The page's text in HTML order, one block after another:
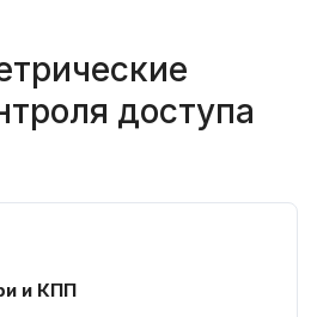
доступа
и КПП